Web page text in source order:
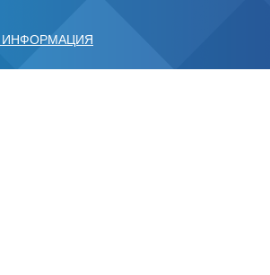
ИНФОРМАЦИЯ